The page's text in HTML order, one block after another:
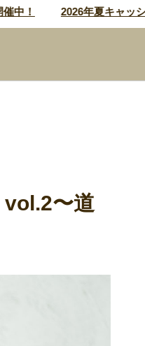
2026年夏キャッシュバ
vol.2〜道